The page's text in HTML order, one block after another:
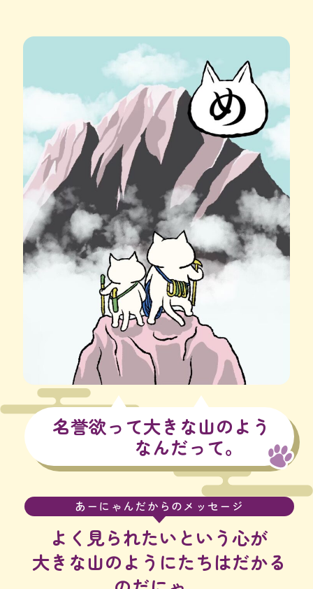
名誉欲って大きな山のよう
なんだって。
あーにゃんだからのメッセージ
よく見られたいという心が
大きな山のようにたちはだかる